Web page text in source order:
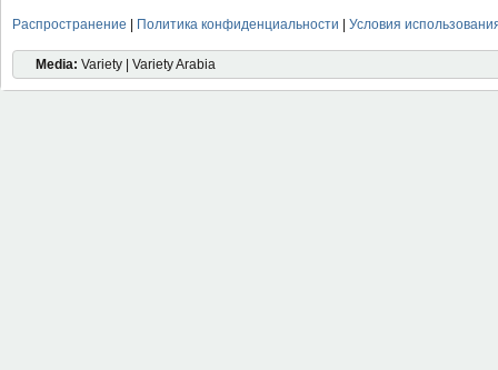
Распространение Политика конфиденциальности Условия
Media: Variety | Variety Arabia